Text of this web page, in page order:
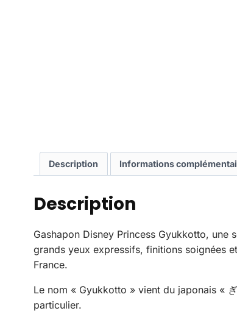
Description Informations
Description
Gashapon Disney Princess Gyukkotto,
grands yeux expressifs, finitions soignées
France.
Le nom « Gyukkotto » vient du japonais «
particulier.